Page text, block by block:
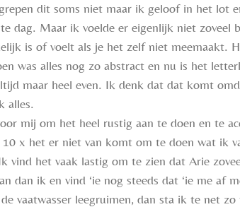
dit soms niet maar ik geloof in het lot
dag. Maar ik voelde er eigenlijk niet
is of voelt als je het zelf niet meemaakt.
was alles nog zo abstract en nu is het
maar heel even. Ik denk dat dat komt
alles.
mij om het heel rustig aan te doen en te
x het er niet van komt om te doen wat ik
vind het vaak lastig om te zien dat Arie
dan ik en vind ‘ie nog steeds dat ‘ie me af
vaatwasser leegruimen, dan sta ik te net